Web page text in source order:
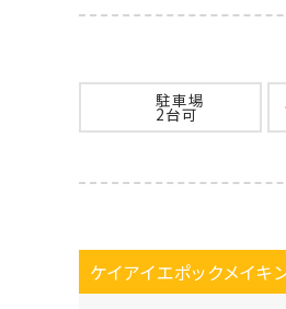
駐車場
2台可
ケイアイエポックメイキ